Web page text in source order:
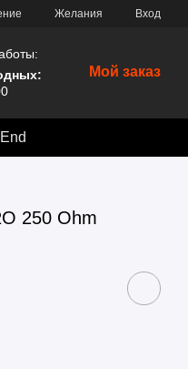
Желания Вход
Мой заказ
250 Ohm